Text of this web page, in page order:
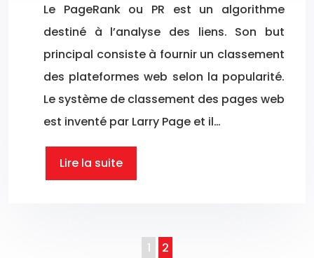
Le PageRank ou PR est un algorithme
destiné à l’analyse des liens. Son but
principal consiste à fournir un classement
des plateformes web selon la popularité.
Le système de classement des pages web
est inventé par Larry Page et il…
Lire la suite
1 2